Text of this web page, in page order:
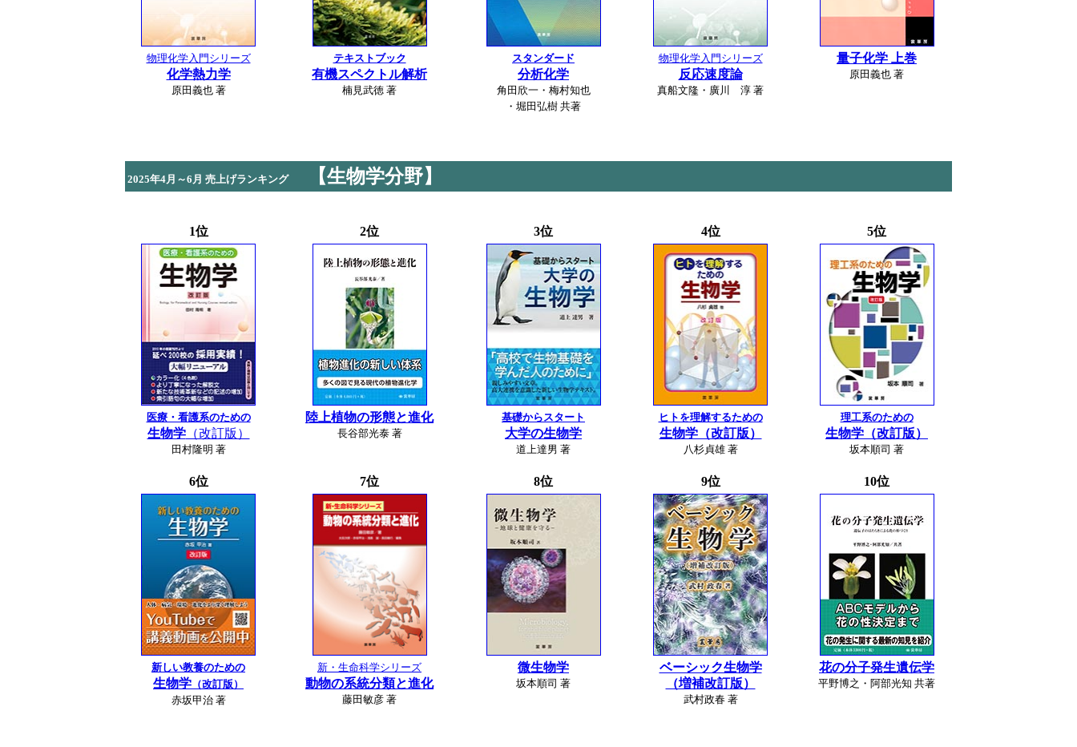
物理化学入門シリーズ
化学熱力学
原田義也 著
テキストブック
有機スペクトル解析
楠見武徳 著
スタンダード
分析化学
角田欣一・梅村知也
・堀田弘樹 共著
物理化学入門シリーズ
反応速度論
真船文隆・廣川 淳 著
量子化学 上巻
原田義也 著
2025年4月～6月 売上げランキング 【生物学分野】
1位
医療・看護系のための
生物学（改訂版）
田村隆明 著
2位
陸上植物の形態と進化
長谷部光泰 著
3位
基礎からスタート
大学の生物学
道上達男 著
4位
ヒトを理解するための
生物学（改訂版）
八杉貞雄 著
5位
理工系のための
生物学（改訂版）
坂本順司 著
6位
新しい教養のための
生物学 （改訂版）
赤坂甲治 著
7位
新・生命科学シリーズ
動物の系統分類と進化
藤田敏彦 著
8位
微生物学
坂本順司 著
9位
ベーシック生物学
（増補改訂版）
武村政春 著
10位
花の分子発生遺伝学
平野博之・阿部光知 共著